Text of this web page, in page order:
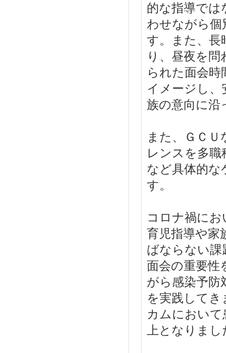
的な指導では
わせながら
す。また、長
り、昼夜を
られた面会
イメージし
族の意向に沿
また、ＧＣ
レンスを多
など具体的な
す。
コロナ禍に
育児指導や家
ばならない課
面会の重要性
がら感染予防
を実践してき
カムにおい
上となりま